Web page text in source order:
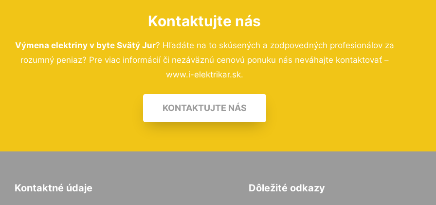
Kontaktujte nás
Výmena elektriny v byte Svätý Jur? Hľadáte na to skúsených a zodpovedných profesionálov za
rozumný peniaz? Pre viac informácií či nezáväznú cenovú ponuku nás neváhajte kontaktovať –
www.i-elektrikar.sk.
KONTAKTUJTE NÁS
Kontaktné údaje Dôležité odkazy